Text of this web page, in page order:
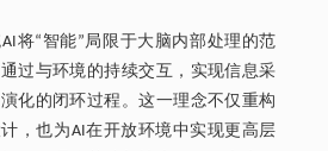
将“智能”局限于大脑内部处理的范
过与环境的持续交互，实现信息采
化的闭环过程。这一理念不仅重构
，也为AI在开放环境中实现更高层